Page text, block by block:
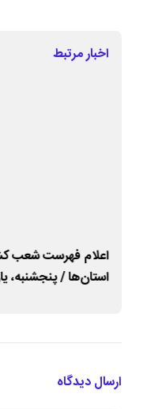
اخبار مرتبط
اعلام فهرست شعب
استان‌ها / پنجشنبه،
ارسال دیدگاه